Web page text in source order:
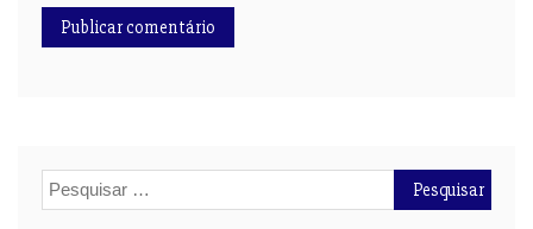
Pesquisar
por: